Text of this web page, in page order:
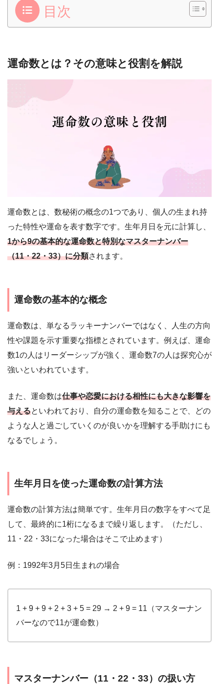
目次
運命数とは？その意味と役割を解説
運命数とは、数秘術の概念の1つであり、個人の生まれ持
った特性や運命を表す数字です。生年月日を元に計算し、
1から9の基本的な運命数と特別なマスターナンバー
（11・22・33）に分類されます。
運命数の基本的な概念
運命数は、単なるラッキーナンバーではなく、人生の方向
性や課題を示す重要な指標とされています。例えば、運命
数1の人はリーダーシップが強く、運命数7の人は探究心が
強いといわれています。
また、運命数は仕事や恋愛における相性にも大きな影響を
与えるといわれており、自分の運命数を知ることで、どの
ような人と過ごしていくのが良いかを理解する手助けにも
なるでしょう。
生年月日を使った運命数の計算方法
運命数の計算方法は簡単です。生年月日の数字をすべて足
して、最終的に1桁になるまで繰り返します。（ただし、
11・22・33になった場合はそこで止めます）
例：1992年3月5日生まれの場合
1 + 9 + 9 + 2 + 3 + 5 = 29 → 2 + 9 = 11（マスターナン
バーなので11が運命数）
マスターナンバー（11・22・33）の扱い方